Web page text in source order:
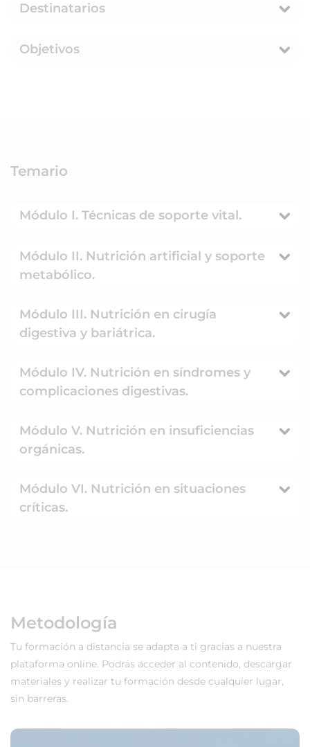
Destinatarios
Objetivos
Temario
Módulo I. Técnicas de soporte vital.
Módulo II. Nutrición artificial y soporte
metabólico.
Módulo III. Nutrición en cirugía
digestiva y bariátrica.
Módulo IV. Nutrición en síndromes y
complicaciones digestivas.
Módulo V. Nutrición en insuficiencias
orgánicas.
Módulo VI. Nutrición en situaciones
críticas.
Metodología
Tu formación a distancia se adapta a ti gracias a nuestra
plataforma online. Podrás acceder al contenido, descargar
materiales y realizar tu formación desde cualquier lugar,
sin barreras.